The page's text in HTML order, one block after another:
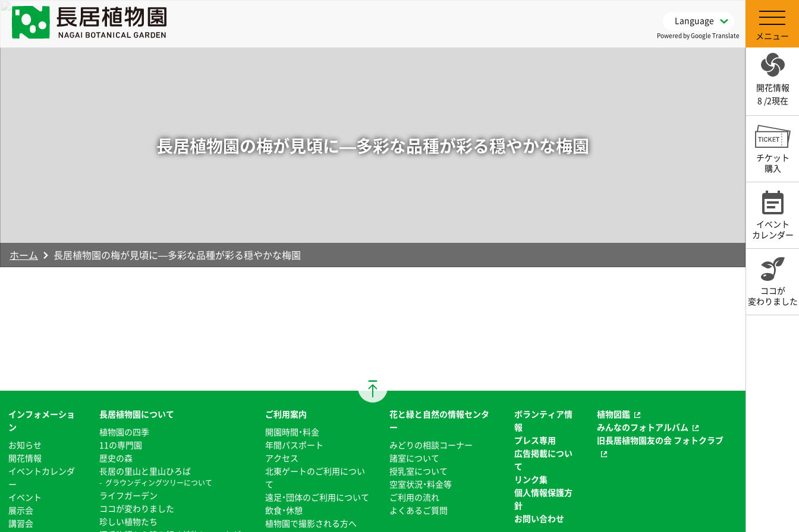
Language
Powered by Google Translate
開花情報
8 /2現在
チケット
購入
イベント
カレンダー
ココが
変わりました
メニュー
長居植物園の梅が見頃に—多彩な品種が彩る穏やかな梅園
ホーム 長居植物園の梅が見頃に—多彩な品種が彩る穏やかな梅園
インフォメーショ
ン
お知らせ
開花情報
イベントカレンダ
ー
イベント
展示会
講習会
長居植物園について
植物園の四季
11の専門園
歴史の森
⻑居の里山と里山ひろば
グラウンディングツリーについて
ライフガーデン
ココが変わりました
珍しい植物たち
ご利用案内
開園時間・料金
年間パスポート
アクセス
北東ゲートのご利用につい
て
遠足・団体のご利用について
飲食・休憩
植物園で撮影される方へ
花と緑と自然の情報センタ
ー
みどりの相談コーナー
諸室について
授乳室について
空室状況・料金等
ご利用の流れ
よくあるご質問
ボランティア情
報
プレス専用
広告掲載につい
て
リンク集
個人情報保護方
針
お問い合わせ
植物図鑑
みんなのフォトアルバム
旧長居植物園友の会 フォトクラブ